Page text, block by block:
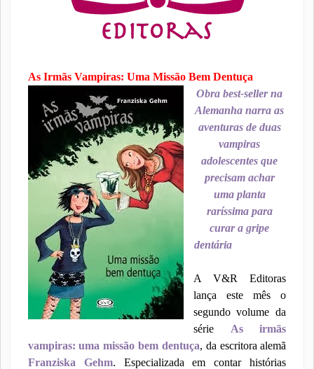
As Irmãs Vampiras: Uma Missão Bem Dentuça
Obra best-seller na
Alemanha narra as
aventuras de duas
vampiras
adolescentes que
precisam achar
uma planta
raríssima para
curar a gripe
dentária
A V&R Editoras
lança este mês o
segundo volume da
série As irmãs
vampiras: uma missão bem dentuça, da escritora alemã
Franziska Gehm. Especializada em contar histórias